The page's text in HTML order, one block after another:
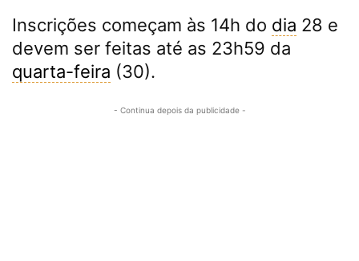
Inscrições começam às 14h do dia 28 e
devem ser feitas até as 23h59 da
quarta-feira (30).
- Continua depois da publicidade -